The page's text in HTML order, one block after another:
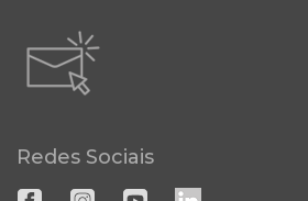
Redes Sociais